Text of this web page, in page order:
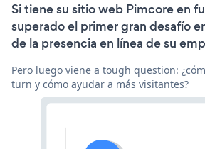
Si tiene su sitio web Pimcore en
superado el primer gran desafío
de la presencia en línea de su
Pero luego viene a tough question:
turn y cómo ayudar a más visitantes?